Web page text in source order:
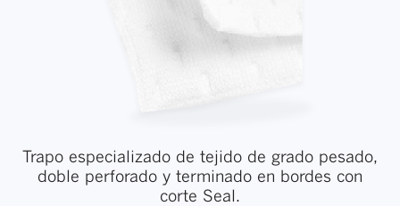
Trapo especializado de tejido de grado pesado,
doble perforado y terminado en bordes con
corte Seal.